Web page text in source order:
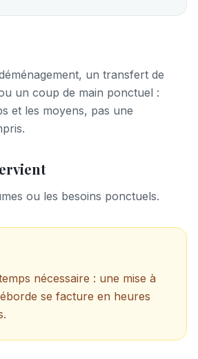
un transfert de
un coup de main ponctuel :
et les moyens, pas une
ou les besoins ponctuels.
nécessaire : une mise à
se facture en heures